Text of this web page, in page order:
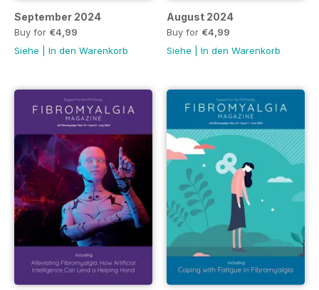
September 2024
Buy for €4,99
Siehe
In den Warenkorb
August 2024
Buy for €4,99
Siehe
In den Warenkorb